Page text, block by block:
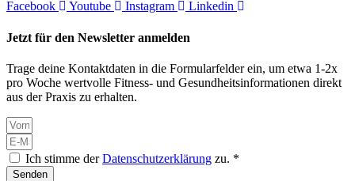
Facebook Youtube Instagram Linkedin
Jetzt für den Newsletter anmelden
Trage deine Kontaktdaten in die Formularfelder ein, um etwa 1-2x
pro Woche wertvolle Fitness- und Gesundheitsinformationen direkt
aus der Praxis zu erhalten.
Ich stimme derDatenschutzerklärung zu. *
Senden